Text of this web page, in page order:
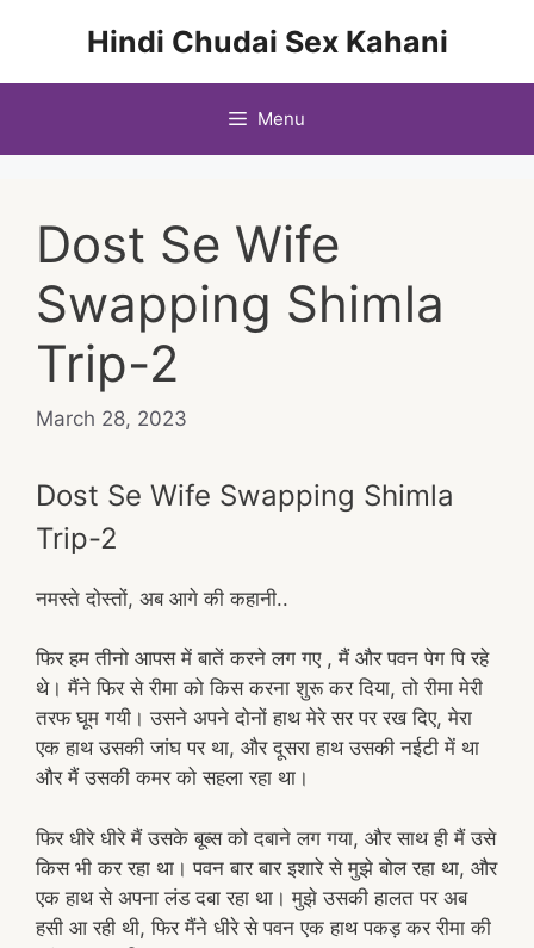
Hindi Chudai Sex Kahani
Menu
Dost Se Wife
Swapping Shimla
Trip-2
March 28, 2023
Dost Se Wife Swapping Shimla
Trip-2
नमस्ते दोस्तों, अब आगे की कहानी..
फिर हम तीनो आपस में बातें करने लग गए , मैं और पवन पेग पि रहे
थे। मैंने फिर से रीमा को किस करना शुरू कर दिया, तो रीमा मेरी
तरफ घूम गयी। उसने अपने दोनों हाथ मेरे सर पर रख दिए, मेरा
एक हाथ उसकी जांघ पर था, और दूसरा हाथ उसकी नईटी में था
और मैं उसकी कमर को सहला रहा था।
फिर धीरे धीरे मैं उसके बूब्स को दबाने लग गया, और साथ ही मैं उसे
किस भी कर रहा था। पवन बार बार इशारे से मुझे बोल रहा था, और
एक हाथ से अपना लंड दबा रहा था। मुझे उसकी हालत पर अब
हसी आ रही थी, फिर मैंने धीरे से पवन एक हाथ पकड़ कर रीमा की